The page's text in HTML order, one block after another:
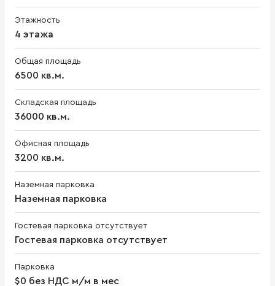
Этажность
4 этажа
Общая площадь
6500 кв.м.
Складская площадь
36000 кв.м.
Офисная площадь
3200 кв.м.
Наземная парковка
Наземная парковка
Гостевая парковка отсутствует
Гостевая парковка отсутствует
Парковка
$0 без НДС м/м в мес